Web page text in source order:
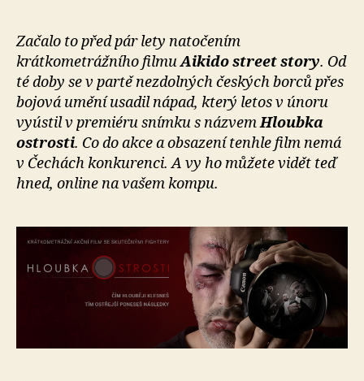
Začalo to před pár lety natočením
krátkometrážního filmuAikido street story. Od
té doby se v partě nezdolných českých borců přes
bojová umění usadil nápad, který letos v únoru
vyústil v premiéru snímku s názvemHloubka
ostrosti. Co do akce a obsazení tenhle film nemá
v Čechách konkurenci. A vy ho můžete vidět teď
hned, online na vašem kompu.